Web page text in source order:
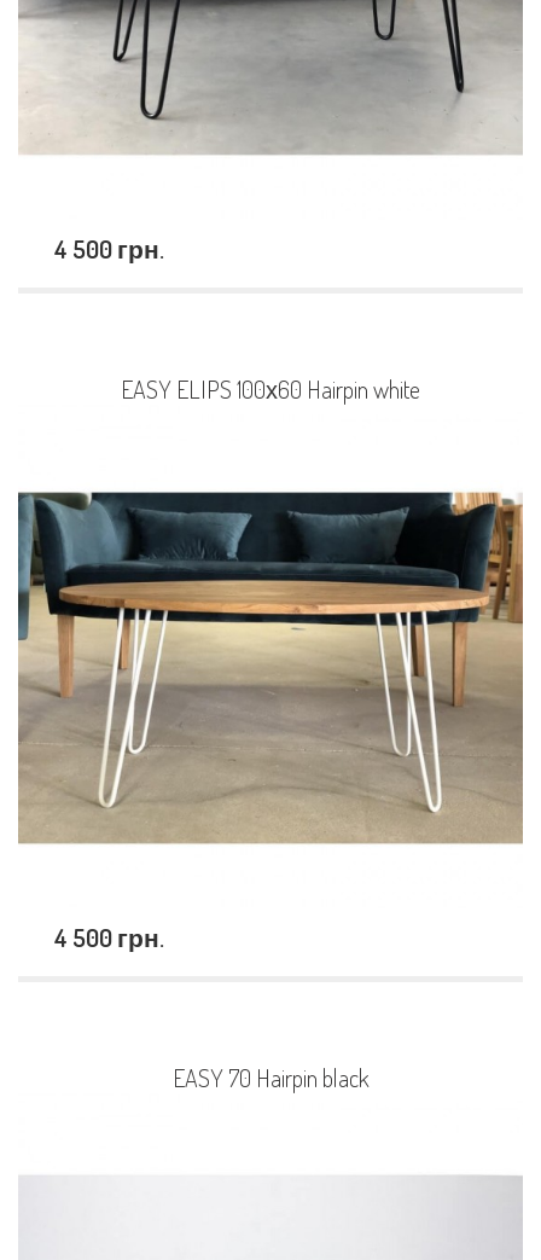
4 500 грн.
EASY ELIPS 100х60 Hairpin white
4 500 грн.
EASY 70 Hairpin black